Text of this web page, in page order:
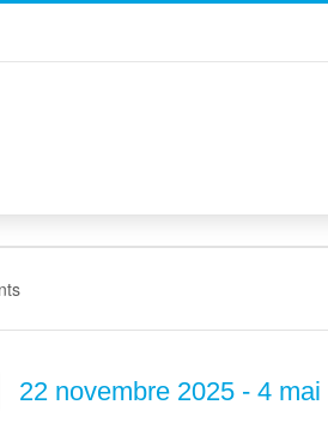
22 novembre 2025 - 4 mai